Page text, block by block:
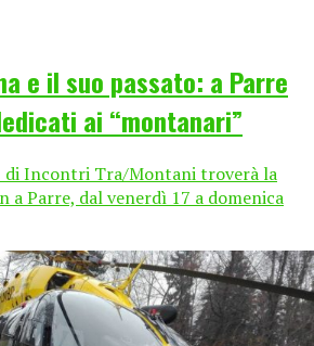
e il suo passato: a Parre
ai “montanari”
di Incontri Tra/Montani troverà la
a Parre, dal venerdì 17 a domenica